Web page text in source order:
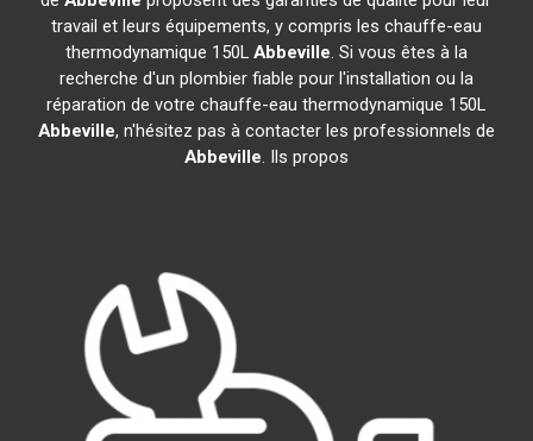
travail et leurs équipements, y compris les chauffe-eau
thermodynamique 150L Abbeville. Si vous êtes à la
recherche d'un plombier fiable pour l'installation ou la
réparation de votre chauffe-eau thermodynamique 150L
Abbeville, n'hésitez pas à contacter les professionnels de
Abbeville. Ils propos